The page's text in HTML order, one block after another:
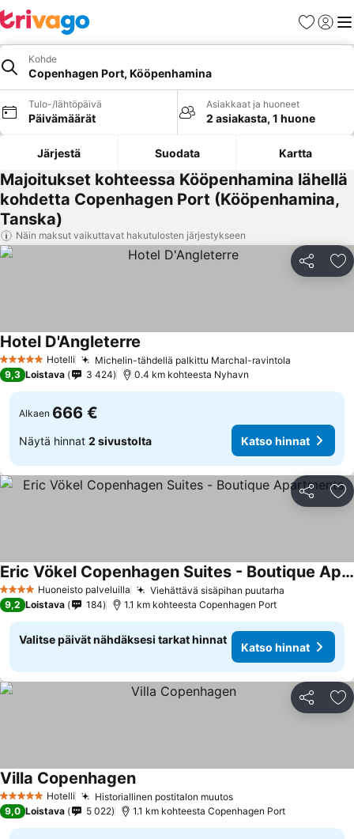
Suosikit
Kohde
Copenhagen Port, Kööpenhamina
Tulo-/lähtöpäivä
Päivämäärät
Asiakkaat ja huoneet
2 asiakasta, 1 huone
Järjestä Suodata Kartta
Majoitukset kohteessa Kööpenhamina lähellä
kohdetta Copenhagen Port (Kööpenhamina,
Tanska)
Näin maksut vaikuttavat hakutulosten järjestykseen
Jaa
5 Tähtiluokitus
Hotelli Michelin-tähdellä palkittu Marchal-ravintola
Hotel D'Angleterre
9,3 Loistava 3 424 0.4 km kohteesta Nyhavn
Alkaen 666 €
Näytä hinnat 2 sivustolta Katso hinnat
Jaa
4 TähtiluokitusHuoneisto palveluilla Viehättävä sisäpihan puutarha
Eric Vökel Copenhagen Suites - Boutique Apartments
Katso hinnat
9,2 Loistava 184 1.1 km kohteesta Copenhagen Port
Valitse päivät nähdäksesi tarkat hinnat
Katso hinnat
Jaa
5 Tähtiluokitus
Hotelli Historiallinen postitalon muutosKatso hinnat
Villa CopenhagenKatso hinnat
9,0 Loistava 5 022 1.1 km kohteesta Copenhagen Port